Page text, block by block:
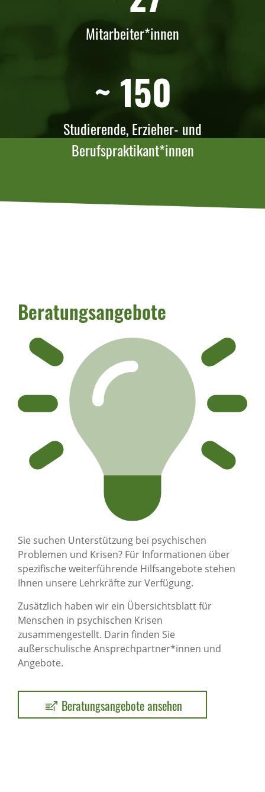
Mitarbeiter*innen
~ 150
Studierende, Erzieher- und
Berufspraktikant*innen
Beratungsangebote
Sie suchen Unterstützung bei psychischen
Problemen und Krisen? Für Informationen über
spezifische weiterführende Hilfsangebote stehen
Ihnen unsere Lehrkräfte zur Verfügung.
Zusätzlich haben wir ein Übersichtsblatt für
Menschen in psychischen Krisen
zusammengestellt. Darin finden Sie
außerschulische Ansprechpartner*innen und
Angebote.
Beratungsangebote ansehen